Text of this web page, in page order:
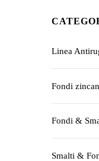
Linea
Fondi
Fondi &
Smalti &